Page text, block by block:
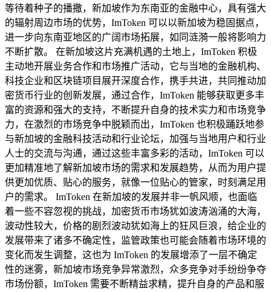
等待着种子的播撒，新加坡作为东南亚的金融中心，具有强大
的辐射周边市场的优势，ImToken 可以以新加坡为稳固据点，
进一步向东南亚地区的广阔市场拓展，如同涟漪一般将影响力
不断扩散。 在新加坡这片充满机遇的土地上，ImToken 积极
主动地开展业务合作和市场推广活动，它与当地的金融机构、
科技企业和区块链项目展开深度合作，携手共进，共同推动加
密货币行业的创新发展，通过合作，ImToken 能够获取更多丰
富的资源和强大的支持，不断提升自身的技术实力和市场竞争
力，在激烈的市场竞争中脱颖而出，ImToken 也积极踊跃地参
与新加坡的金融科技活动和行业论坛，加强与当地用户和行业
人士的交流与沟通，通过这些丰富多彩的活动，ImToken 可以
更加精准地了解新加坡市场的需求和发展趋势，从而为用户提
供更加优质、贴心的服务，就像一位贴心的管家，时刻满足用
户的需求。 ImToken 在新加坡的发展并非一帆风顺，也面临
着一些不容忽视的挑战，加密货币市场犹如波涛汹涌的大海，
波动性较大，价格的剧烈波动犹如海上的狂风巨浪，给企业的
发展带来了诸多不确定性，监管政策也可能会随着市场环境的
变化而发生调整，这也为 ImToken 的发展增添了一层不确定
性的迷雾，新加坡市场竞争异常激烈，众多竞争对手纷纷争夺
市场份额，ImToken 需要不断精益求精，提升自身的产品和服